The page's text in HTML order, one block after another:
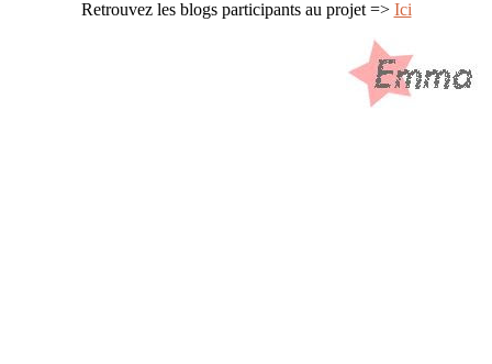
Retrouvez les blogs participants au projet => Ici